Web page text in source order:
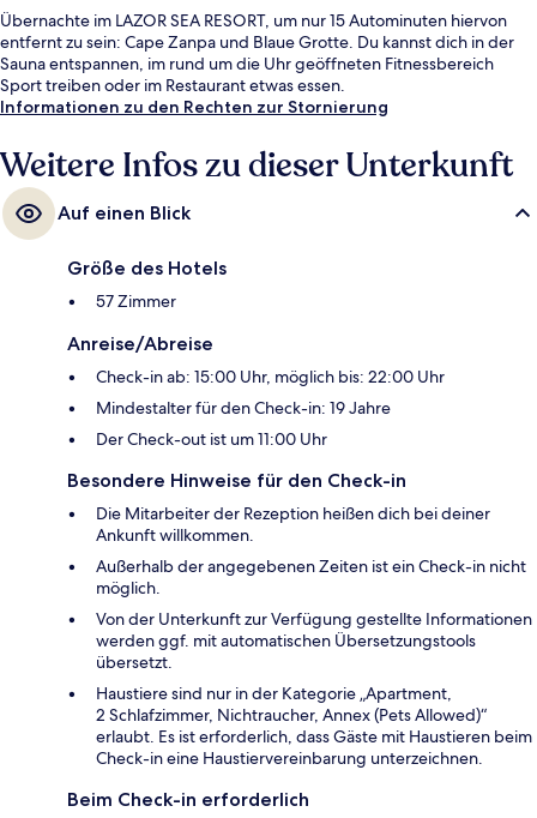
Übernachte im LAZOR SEA RESORT, um nur 15 Autominuten hiervon
entfernt zu sein: Cape Zanpa und Blaue Grotte. Du kannst dich in der
Sauna entspannen, im rund um die Uhr geöffneten Fitnessbereich
Sport treiben oder im Restaurant etwas essen.
Informationen zu den Rechten zur Stornierung
Weitere Infos zu dieser Unterkunft
Auf einen Blick
Größe des Hotels
57 Zimmer
Anreise/Abreise
Check-in ab: 15:00 Uhr, möglich bis: 22:00 Uhr
Mindestalter für den Check-in: 19 Jahre
Der Check-out ist um 11:00 Uhr
Besondere Hinweise für den Check-in
Die Mitarbeiter der Rezeption heißen dich bei deiner
Ankunft willkommen.
Außerhalb der angegebenen Zeiten ist ein Check-in nicht
möglich.
Von der Unterkunft zur Verfügung gestellte Informationen
werden ggf. mit automatischen Übersetzungstools
übersetzt.
Haustiere sind nur in der Kategorie „Apartment,
2 Schlafzimmer, Nichtraucher, Annex (Pets Allowed)“
erlaubt. Es ist erforderlich, dass Gäste mit Haustieren beim
Check-in eine Haustiervereinbarung unterzeichnen.
Beim Check-in erforderlich